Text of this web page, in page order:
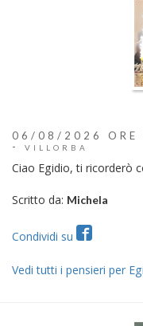
06/08/2026
-
VILLORBA
Ciao Egidio, ti ricorderò
Scritto da: Michela
Condividi su
Vedi tutti i pensieri per